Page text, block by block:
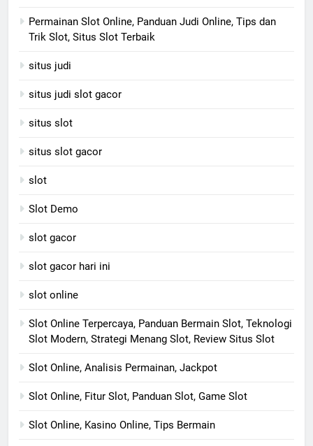
Permainan Slot Online, Panduan Judi Online, Tips dan
Trik Slot, Situs Slot Terbaik
situs judi
situs judi slot gacor
situs slot
situs slot gacor
slot
Slot Demo
slot gacor
slot gacor hari ini
slot online
Slot Online Terpercaya, Panduan Bermain Slot, Teknologi
Slot Modern, Strategi Menang Slot, Review Situs Slot
Slot Online, Analisis Permainan, Jackpot
Slot Online, Fitur Slot, Panduan Slot, Game Slot
Slot Online, Kasino Online, Tips Bermain